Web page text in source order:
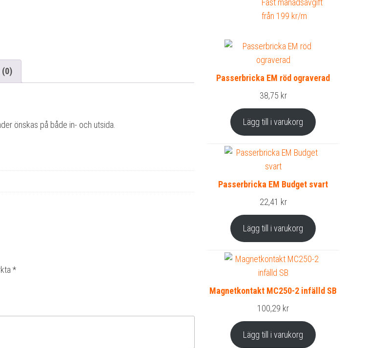
(0)
önskas på både in- och utsida.
*
Fast månadsavgift
från 199 kr/m
Passerbricka EM röd ograverad
38,75 kr
Lägg till i varukorg
Passerbricka EM Budget svart
22,41 kr
Lägg till i varukorg
Magnetkontakt MC250-2 infälld SB
100,29 kr
Lägg till i varukorg